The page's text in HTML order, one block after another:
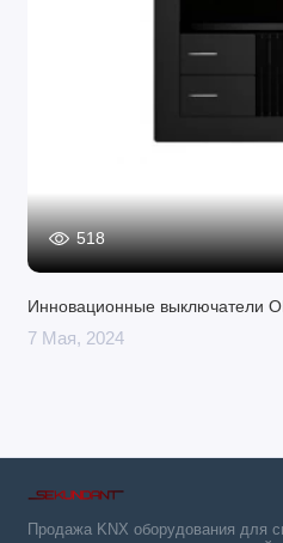
518
Инновационные выключатели
7 Мая, 2024
Продажа KNX оборудования